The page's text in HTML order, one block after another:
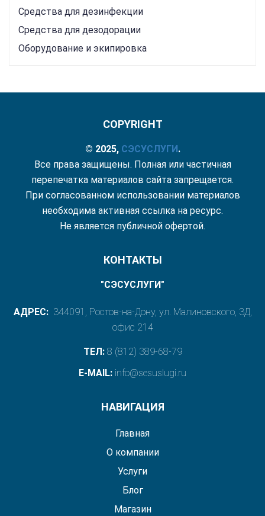
Средства для дезинфекции
Средства для дезодорации
Оборудование и экипировка
COPYRIGHT
© 2025, СЭСУСЛУГИ .
Все права защищены. Полная или частичная
перепечатка материалов сайта запрещается.
При согласованном использовании материалов
необходима активная ссылка на ресурс.
Не является публичной офертой.
КОНТАКТЫ
"СЭСУСЛУГИ"
АДРЕС: 344091, Ростов-на-Дону, ул. Малиновского, 3Д,
офис 214
ТЕЛ: 8 (812) 389-68-79
E-MAIL: info@sesuslugi.ru
НАВИГАЦИЯ
Главная
О компании
Услуги
Блог
Магазин